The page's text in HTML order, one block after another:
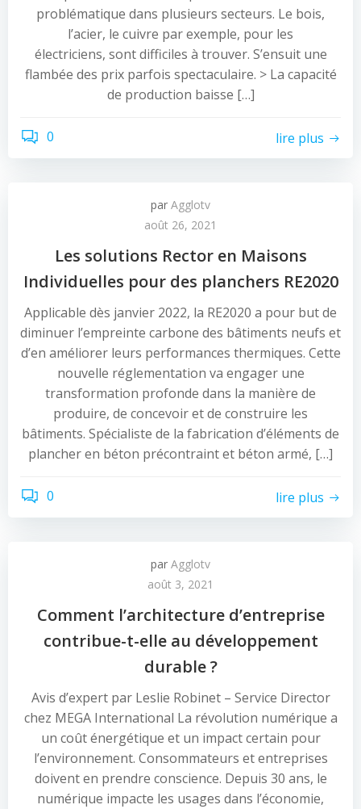
problématique dans plusieurs secteurs. Le bois,
l’acier, le cuivre par exemple, pour les
électriciens, sont difficiles à trouver. S’ensuit une
flambée des prix parfois spectaculaire. > La capacité
de production baisse […]
0 lire plus
par Agglotv
août 26, 2021
Les solutions Rector en Maisons
Individuelles pour des planchers RE2020
Applicable dès janvier 2022, la RE2020 a pour but de
diminuer l’empreinte carbone des bâtiments neufs et
d’en améliorer leurs performances thermiques. Cette
nouvelle réglementation va engager une
transformation profonde dans la manière de
produire, de concevoir et de construire les
bâtiments. Spécialiste de la fabrication d’éléments de
plancher en béton précontraint et béton armé, […]
0 lire plus
par Agglotv
août 3, 2021
Comment l’architecture d’entreprise
contribue-t-elle au développement
durable ?
Avis d’expert par Leslie Robinet – Service Director
chez MEGA International La révolution numérique a
un coût énergétique et un impact certain pour
l’environnement. Consommateurs et entreprises
doivent en prendre conscience. Depuis 30 ans, le
numérique impacte les usages dans l’économie,